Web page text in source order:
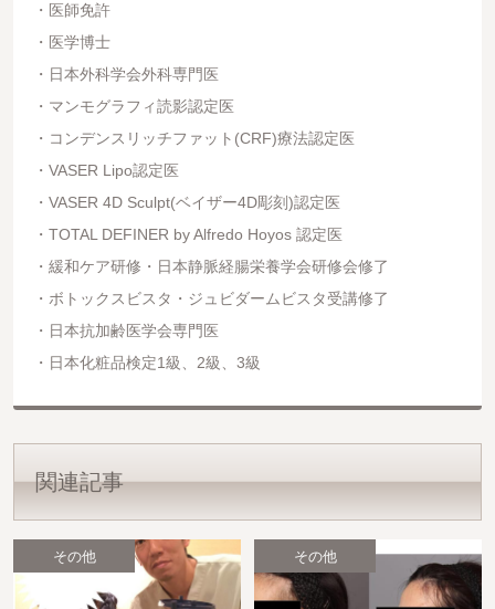
医師免許
医学博士
日本外科学会外科専門医
マンモグラフィ読影認定医
コンデンスリッチファット(CRF)療法認定医
VASER Lipo認定医
VASER 4D Sculpt(ベイザー4D彫刻)認定医
TOTAL DEFINER by Alfredo Hoyos 認定医
緩和ケア研修・日本静脈経腸栄養学会研修会修了
ボトックスビスタ・ジュビダームビスタ受講修了
日本抗加齢医学会専門医
日本化粧品検定1級、2級、3級
関連記事
その他 その他